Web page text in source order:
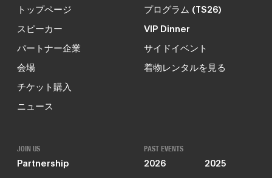
トップページ
スピーカー
パートナー企業
会場
チケット購入
ニュース
プログラム (TS26)
VIP Dinner
サイドイベント
着物レンタルを見る
JOIN US
Partnership
PAST EVENTS
2026
2025